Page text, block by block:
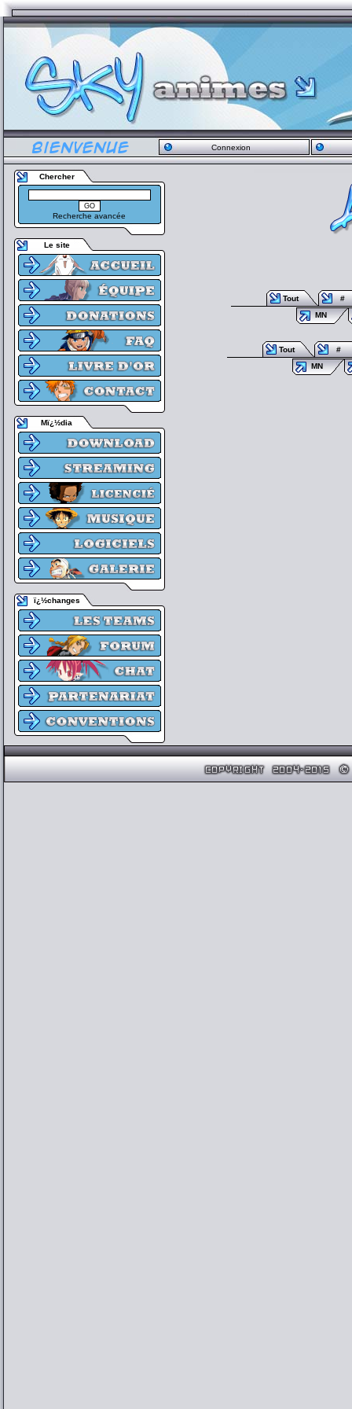
Connexion
Chercher
Recherche avancée
Le site
Mï¿½dia
ï¿½changes
Tout
#
MN
Tout
#
MN